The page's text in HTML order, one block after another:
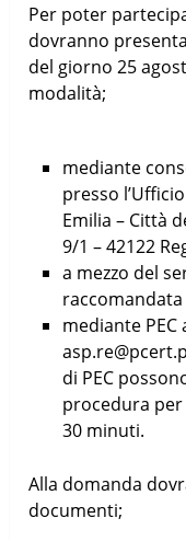
Per poter
dovranno
del giorno 25
modalità;
mediante
presso
Emilia – Città
9/1 – 42122
a mezzo del
raccomandata
mediante PEC
di PEC
procedura per
30 minuti.
Alla domanda
documenti;